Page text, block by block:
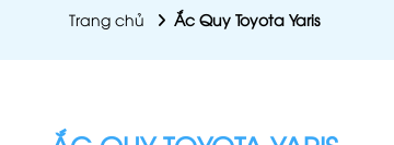
Trang chủ Ắc Quy Toyota Yaris